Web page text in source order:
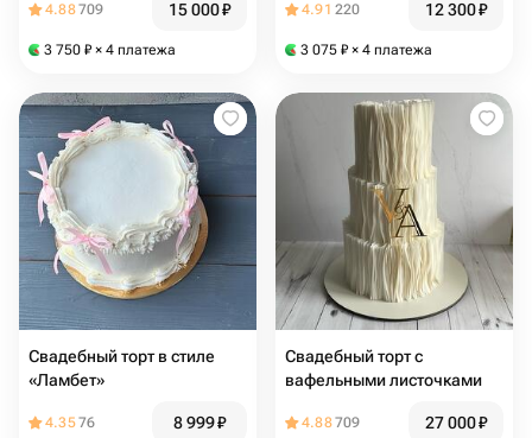
4.88709 15 000₽
3 750 ₽ × 4 платежа
4.91 220 12 300₽
3 075 ₽ × 4 платежа
Свадебный торт в стиле
«Ламбет»
4.3576 8 999₽
Свадебный торт с
вафельными листочками
4.88709 27 000₽